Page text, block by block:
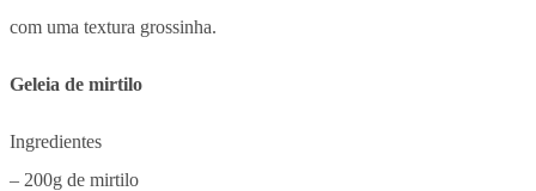
com uma textura grossinha.
Geleia de mirtilo
Ingredientes
– 200g de mirtilo